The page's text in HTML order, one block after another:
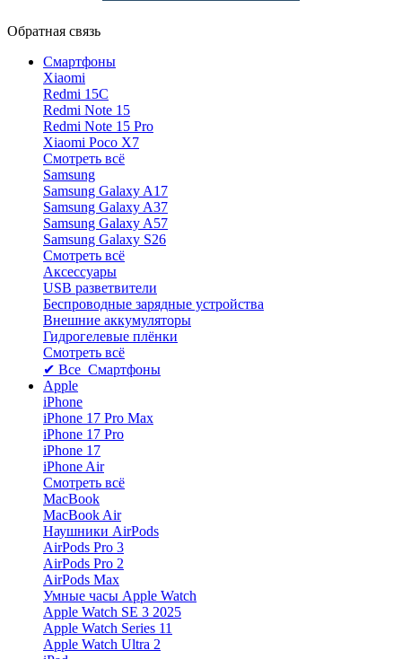
Обратная связь
Смартфоны
Xiaomi
Redmi 15C
Redmi Note 15
Redmi Note 15 Pro
Xiaomi Poco X7
Смотреть всё
Samsung
Samsung Galaxy A17
Samsung Galaxy A37
Samsung Galaxy A57
Samsung Galaxy S26
Смотреть всё
Аксессуары
USB разветвители
Беспроводные зарядные устройства
Внешние аккумуляторы
Гидрогелевые плёнки
Смотреть всё
✔ Все Смартфоны
Apple
iPhone
iPhone 17 Pro Max
iPhone 17 Pro
iPhone 17
iPhone Air
Смотреть всё
MacBook
MacBook Air
Наушники AirPods
AirPods Pro 3
AirPods Pro 2
AirPods Max
Умные часы Apple Watch
Apple Watch SE 3 2025
Apple Watch Series 11
Apple Watch Ultra 2